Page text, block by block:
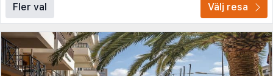
Fler val Välj resa